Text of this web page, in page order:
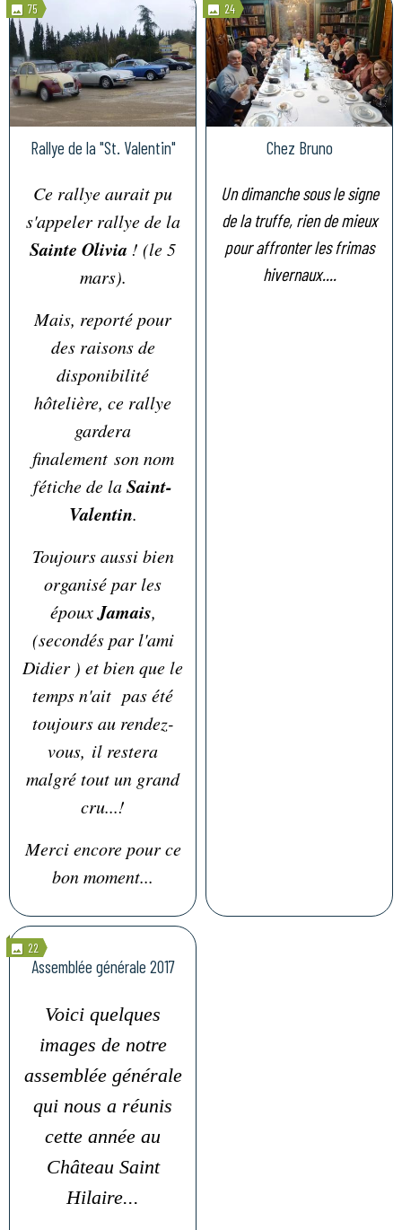
75
Rallye de la "St. Valentin"
Ce rallye aurait pu
s'appeler rallye de la
Sainte Olivia ! (le 5
mars).
Mais, reporté pour
des raisons de
disponibilité
hôtelière, ce rallye
gardera
finalement son nom
fétiche de laSaint-
Valentin.
Toujours aussi bien
organisé par les
épouxJamais,
(secondés par l'ami
Didier ) et bien que le
temps n'ait pas été
toujours au rendez-
vous, il restera
malgré tout un grand
cru...!
Merci encore pour ce
bon moment...
24
Chez Bruno
Un dimanche sous le signe
de la truffe, rien de mieux
pour affronter les frimas
hivernaux....
22
Assemblée générale 2017
Voici quelques
images de notre
assemblée générale
qui nous a réunis
cette année au
Château Saint
Hilaire...